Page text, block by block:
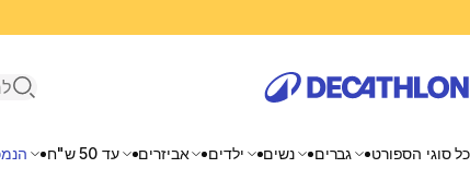
כל סוגי הספורט גברים נשים ילדים אביזרים עד 50 ש"ח